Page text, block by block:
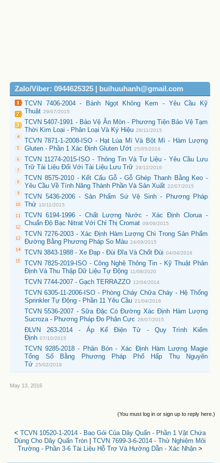
Zalo/Viber: 0944625325 | buihuuhanh@gmail.com
TCVN 7406-2004 - Bánh Ngọt Không Kem - Yêu Cầu Kỹ
Thuật 29/07/2015
TCVN 5407-1991 - Bảo Vệ Ăn Mòn - Phương Tiện Bảo Vệ Tạm
Thời Kim Loại - Phân Loại Và Ký Hiệu 26/11/2015
TCVN 7871-1-2008-ISO - Hạt Lúa Mì Và Bột Mì - Hàm Lượng
Gluten - Phần 1 Xác Định Gluten Ướt 25/05/2016
TCVN 11274-2015-ISO - Thông Tin Và Tư Liệu - Yêu Cầu Lưu
Trữ Tài Liệu Đối Với Tài Liệu Lưu Trữ 29/12/2016
TCVN 8575-2010 - Kết Cấu Gỗ - Gỗ Ghép Thanh Bằng Keo -
Yêu Cầu Về Tính Năng Thành Phần Và Sản Xuất 22/07/2015
TCVN 5436-2006 - Sản Phẩm Sứ Vệ Sinh - Phương Pháp
Thử 10/11/2015
TCVN 6194-1996 - Chất Lượng Nước - Xác Định Clorua -
Chuẩn Độ Bạc Nitrat Với Chỉ Thị Cromat 09/09/2015
TCVN 7276-2003 - Xác Định Hàm Lượng Chì Trong Sản Phẩm
Đường Bằng Phương Pháp So Màu 24/09/2015
TCVN 3843-1988 - Xe Đạp - Đùi Đĩa Và Chốt Đùi 04/04/2016
TCVN 7825-2019-ISO - Công Nghệ Thông Tin - Kỹ Thuật Phân
Định Và Thu Thập Dữ Liệu Tự Động 11/08/2020
TCVN 7744-2007 - Gạch TERRAZZO 12/04/2014
TCVN 6305-11-2006-ISO - Phòng Cháy Chữa Cháy - Hệ Thống
Sprinkler Tự Động - Phần 11 Yêu Cầu 21/04/2016
TCVN 5536-2007 - Sữa Đặc Có Đường Xác Định Hàm Lượng
Sucroza - Phương Pháp Đo Phân Cực 28/07/2015
ĐLVN 263-2014 - Áp Kế Điện Tử - Quy Trình Kiểm
Định 07/10/2015
TCVN 9285-2018 - Phân Bón - Xác Định Hàm Lượng Magie
Tổng Số Bằng Phương Pháp Phổ Hấp Thụ Nguyên
Tử 25/02/2019
May 13, 2016
(You must log in or sign up to reply here.)
< TCVN 10520-1-2014 - Bao Gói Của Dây Quấn - Phần 1 Vật Chứa
Dùng Cho Dây Quấn Tròn | TCVN 7699-3-6-2014 - Thử Nghiệm Môi
Trường - Phần 3-6 Tài Liệu Hỗ Trợ Và Hướng Dẫn - Xác Nhận >